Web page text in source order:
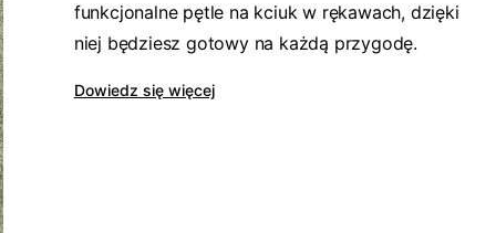
funkcjonalne pętle na kciuk w rękawach, dzięki
niej będziesz gotowy na każdą przygodę.
Dowiedz się więcej